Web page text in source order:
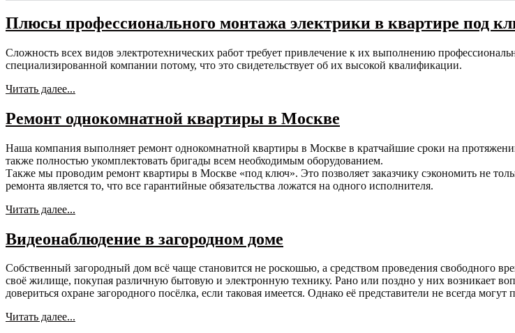
Плюсы профессионального монтажа электрики в квартире под
Сложность всех видов электротехнических работ требует привлечение к их выполнению
специализированной компании потому, что это свидетельствует об их высокой квалификации.
Читать далее...
Ремонт однокомнатной квартиры в Москве
Наша компания выполняет ремонт однокомнатной квартиры в Москве в кратчайшие сроки на
также полностью укомплектовать бригады всем необходимым оборудованием.
Также мы проводим ремонт квартиры в Москве «под ключ». Это позволяет заказчику сэкономить не
ремонта является то, что все гарантийные обязательства ложатся на одного исполнителя.
Читать далее...
Видеонаблюдение в загородном доме
Собственный загородный дом всё чаще становится не роскошью, а средством проведения свободного
своё жилище, покупая различную бытовую и электронную технику. Рано или поздно у них возникает
довериться охране загородного посёлка, если таковая имеется. Однако её представители не всегда
Читать далее...